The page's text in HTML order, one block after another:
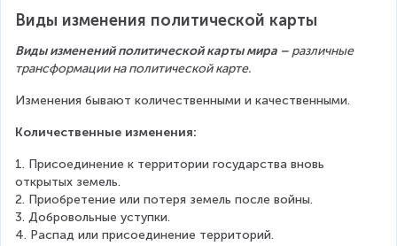
Виды изменения политической карты
Виды изменений политической карты мира – различные
трансформации на политической карте.
Изменения бывают количественными и качественными.
Количественные изменения:
1. Присоединение к территории государства вновь
открытых земель.
2. Приобретение или потеря земель после войны.
3. Добровольные уступки.
4. Распад или присоединение территорий.